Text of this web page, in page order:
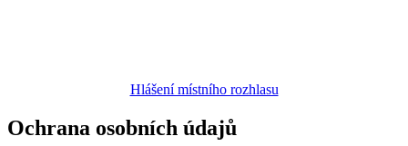
Hlášení místního rozhlasu
Ochrana osobních údajů